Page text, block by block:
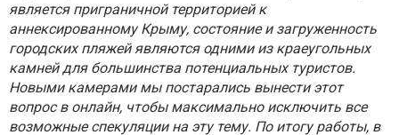
является приграничной территорией к
аннексированному Крыму, состояние и загруженность
городских пляжей являются одними из краеугольных
камней для большинства потенциальных туристов.
Новыми камерами мы постарались вынести этот
вопрос в онлайн, чтобы максимально исключить все
возможные спекуляции на эту тему. По итогу работы, в